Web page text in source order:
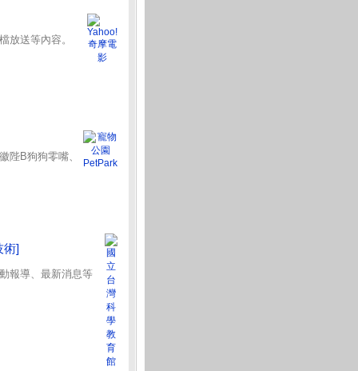
放送等內容。
陛B狗狗零嘴、
術]
報導、最新消息等